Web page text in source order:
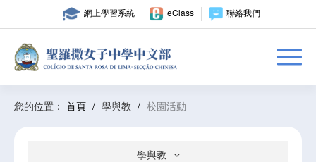
網上學習系統 eClass 聯絡我們
您的位置： 首頁 / 學與教 / 校園活動
學與教